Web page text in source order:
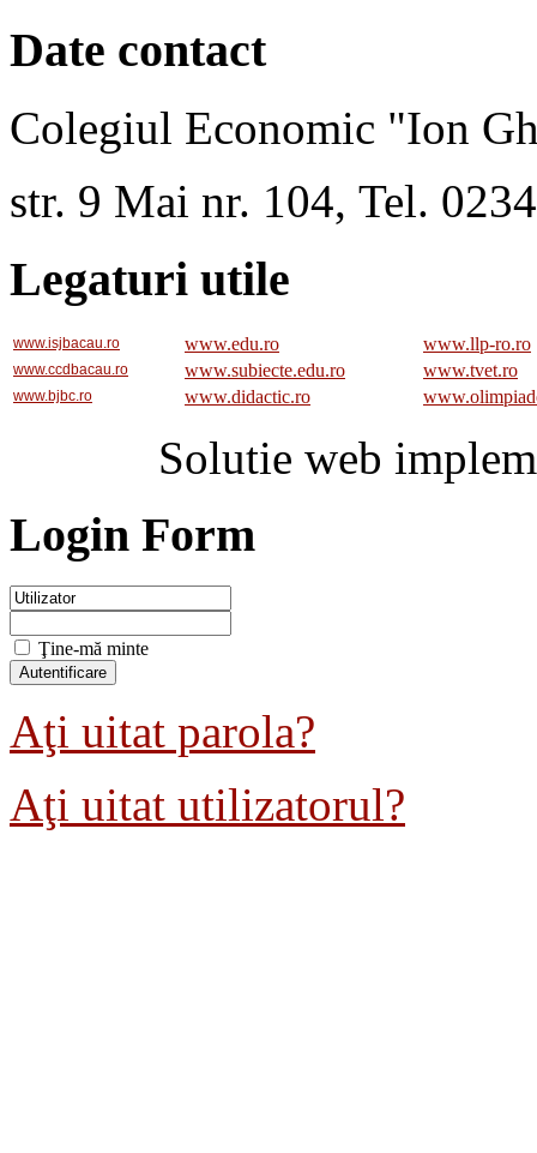
Date contact
Colegiul Economic "Ion
str. 9 Mai nr. 104, Tel.
Legaturi utile
www.isjbacau.ro www.edu.ro www.llp-ro.ro
www.ccdbacau.ro www.subiecte.edu.ro www.tvet.ro
www.bjbc.ro www.didactic.ro
Solutie web
Login Form
Ţine-mă minte
Aţi uitat parola?
Aţi uitat utilizatorul?